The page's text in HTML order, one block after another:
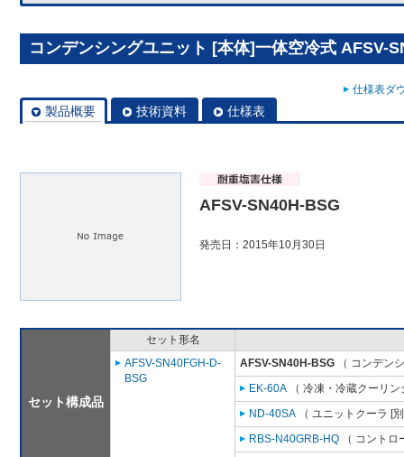
コンデンシングユニット [本体]一体空冷式 AFSV-
仕様表ダ
製品概要 技術資料 仕様表
AFSV-SN40H-BSG
発売日：2015年10月30日
セット構成品
セット形名
AFSV-SN40FGH-D-
BSG
AFSV-SN40H-BSG （ コンデン
EK-60A （ 冷凍・冷蔵クーリ
ND-40SA （ ユニットクーラ [
RBS-N40GRB-HQ （ コント